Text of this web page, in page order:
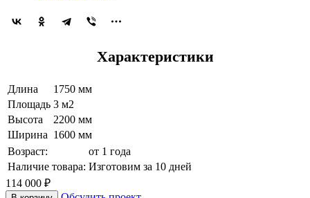
Характеристики
Длина
1750 мм
Площадь 3 м2
Высота
2200 мм
Ширина 1600 мм
Возраст:
от 1 года
Наличие товара: Изготовим за 10 дней
114 000 ₽